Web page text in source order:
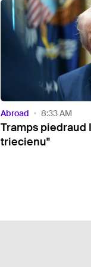
Abroad 8:33 AM
Tramps piedraud
triecienu"